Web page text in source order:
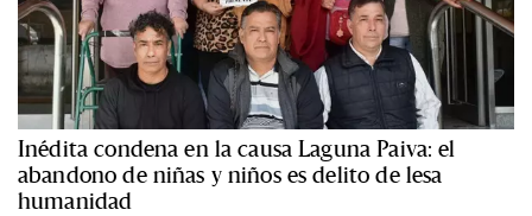
Inédita condena en la causa Laguna Paiva: el
abandono de niñas y niños es delito de lesa
humanidad